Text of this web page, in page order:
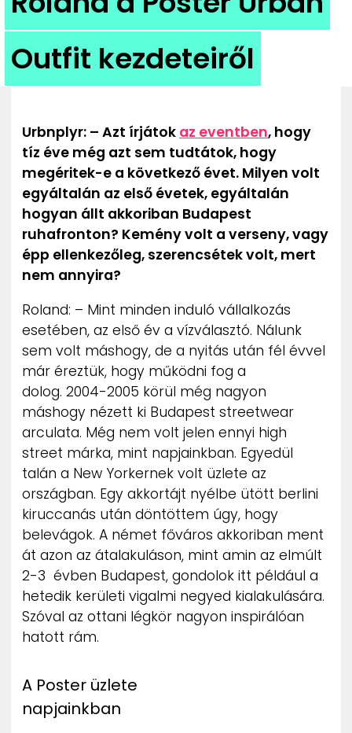
ZENE
MÉDIAAJÁNLAT
IMPRESSZUM
PR-ARCHÍVUM
Outfit kezdeteiről
Urbnplyr: – Azt írjátok az eventben, hogy
tíz éve még azt sem tudtátok, hogy
megéritek-e a következő évet. Milyen volt
egyáltalán az első évetek, egyáltalán
hogyan állt akkoriban Budapest
ruhafronton? Kemény volt a verseny, vagy
épp ellenkezőleg, szerencsétek volt, mert
nem annyira?
Roland: – Mint minden induló vállalkozás
esetében, az első év a vízválasztó. Nálunk
sem volt máshogy, de a nyitás után fél évvel
már éreztük, hogy működni fog a
dolog. 2004-2005 körül még nagyon
máshogy nézett ki Budapest streetwear
arculata. Még nem volt jelen ennyi high
street márka, mint napjainkban. Egyedül
talán a New Yorkernek volt üzlete az
országban. Egy akkortájt nyélbe ütött berlini
kiruccanás után döntöttem úgy, hogy
belevágok. A német főváros akkoriban ment
át azon az átalakuláson, mint amin az elmúlt
2-3 évben Budapest, gondolok itt például a
hetedik kerületi vigalmi negyed kialakulására.
Szóval az ottani légkör nagyon inspirálóan
hatott rám.
A Poster üzlete
napjainkban